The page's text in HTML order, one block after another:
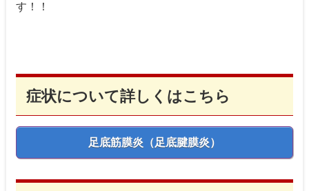
す！！
症状について詳しくはこちら
足底筋膜炎（足底腱膜炎）